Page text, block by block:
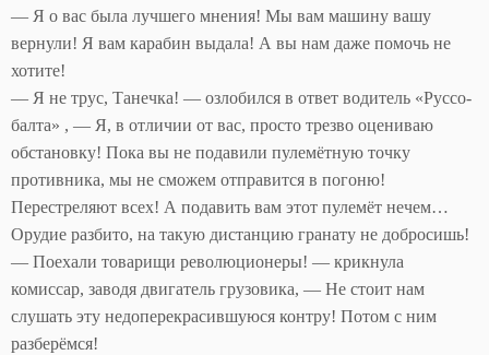
— Я о вас была лучшего мнения! Мы вам машину вашу
вернули! Я вам карабин выдала! А вы нам даже помочь не
хотите!
— Я не трус, Танечка! — озлобился в ответ водитель «Руссо-
балта» , — Я, в отличии от вас, просто трезво оцениваю
обстановку! Пока вы не подавили пулемётную точку
противника, мы не сможем отправится в погоню!
Перестреляют всех! А подавить вам этот пулемёт нечем…
Орудие разбито, на такую дистанцию гранату не добросишь!
— Поехали товарищи революционеры! — крикнула
комиссар, заводя двигатель грузовика, — Не стоит нам
слушать эту недоперекрасившуюся контру! Потом с ним
разберёмся!